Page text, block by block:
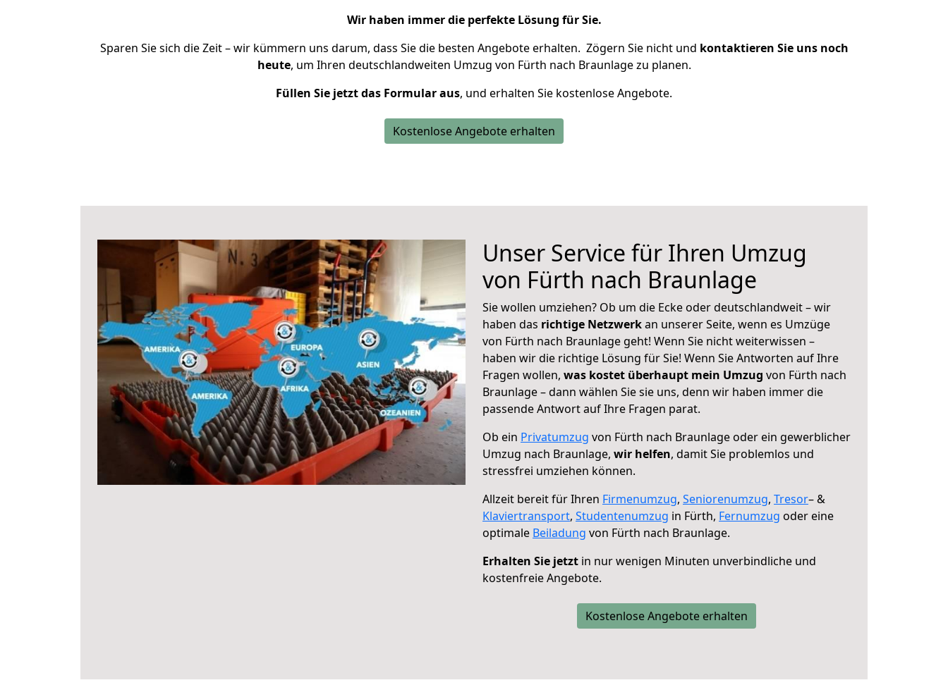
Wir haben immer die perfekte Lösung für Sie.
Sparen Sie sich die Zeit – wir kümmern uns darum, dass Sie die besten Angebote erhalten. Zögern Sie nicht und kontaktieren Sie uns noch
heute, um Ihren deutschlandweiten Umzug von Fürth nach Braunlage zu planen.
Füllen Sie jetzt das Formular aus, und erhalten Sie kostenlose Angebote.
Kostenlose Angebote erhalten
Unser Service für Ihren Umzug
von Fürth nach Braunlage
Sie wollen umziehen? Ob um die Ecke oder deutschlandweit – wir
haben das richtige Netzwerkan unserer Seite, wenn es Umzüge
von Fürth nach Braunlage geht! Wenn Sie nicht weiterwissen –
haben wir die richtige Lösung für Sie! Wenn Sie Antworten auf Ihre
Fragen wollen, was kostet überhaupt mein Umzug von Fürth nach
Braunlage – dann wählen Sie sie uns, denn wir haben immer die
passende Antwort auf Ihre Fragen parat.
Ob ein Privatumzug von Fürth nach Braunlage oder ein gewerblicher
Umzug nach Braunlage, wir helfen, damit Sie problemlos und
stressfrei umziehen können.
Allzeit bereit für Ihren Firmenumzug, Seniorenumzug, Tresor– &
Klaviertransport, Studentenumzug in Fürth, Fernumzug oder eine
optimale Beiladung von Fürth nach Braunlage.
Erhalten Sie jetzt in nur wenigen Minuten unverbindliche und
kostenfreie Angebote.
Kostenlose Angebote erhalten